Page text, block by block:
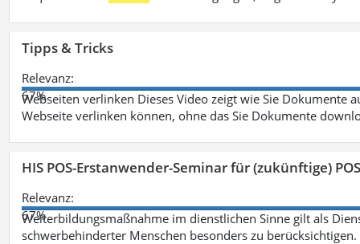
Tipps & Tricks
Relevanz:
67%
Webseiten verlinken Dieses Video zeigt wie Sie Dokumente
Webseite verlinken können, ohne das Sie Dokumente
HIS POS-Erstanwender-Seminar für (zukünftige)
Relevanz:
67%
Weiterbildungsmaßnahme im dienstlichen Sinne gilt als
schwerbehinderter Menschen besonders zu berücksichtigen.